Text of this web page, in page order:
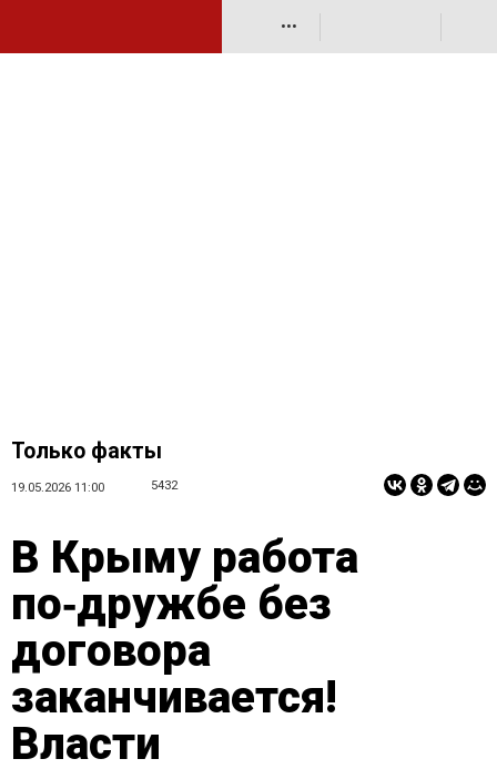
•••
Только факты
19.05.2026 11:00 5432
В Крыму работа
по‑дружбе без
договора
заканчивается!
Власти